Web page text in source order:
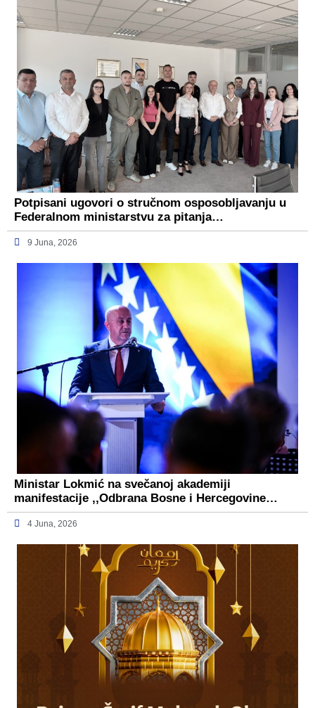
Potpisani ugovori o stručnom osposobljavanju u
Federalnom ministarstvu za pitanja…
9 Juna, 2026
Ministar Lokmić na svečanoj akademiji
manifestacije ,,Odbrana Bosne i Hercegovine…
4 Juna, 2026